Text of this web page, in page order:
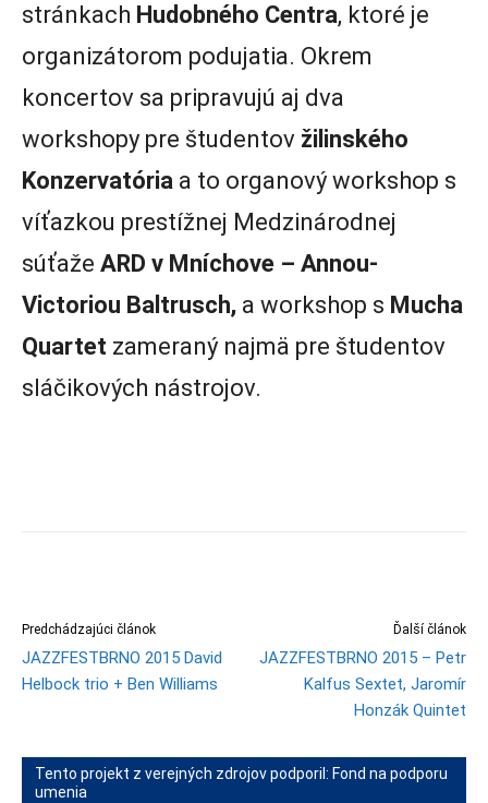
stránkach Hudobného Centra, ktoré je
organizátorom podujatia. Okrem
koncertov sa pripravujú aj dva
workshopy pre študentov žilinského
Konzervatória a to organový workshop s
víťazkou prestížnej Medzinárodnej
súťaže ARD v Mníchove – Annou-
Victoriou Baltrusch, a workshop s Mucha
Quartet zameraný najmä pre študentov
sláčikových nástrojov.
Predchádzajúci článok
JAZZFESTBRNO 2015 David
Helbock trio + Ben Williams
Ďalší článok
JAZZFESTBRNO 2015 – Petr
Kalfus Sextet, Jaromír
Honzák Quintet
Tento projekt z verejných zdrojov podporil: Fond na podporu
umenia